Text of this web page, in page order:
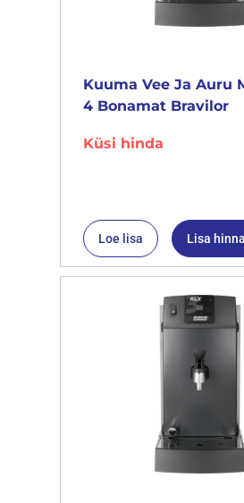
Kuuma Vee Ja Auru
4 Bonamat Bravilor
Küsi hinda
Loe lisa Lisa